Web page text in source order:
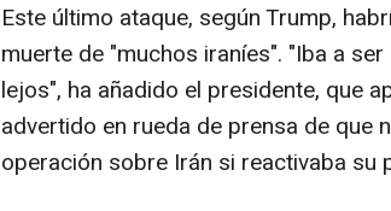
Este último ataque, según Trump,
muerte de "muchos iraníes". "Iba a
lejos", ha añadido el presidente, que
advertido en rueda de prensa de que
operación sobre Irán si reactivaba su